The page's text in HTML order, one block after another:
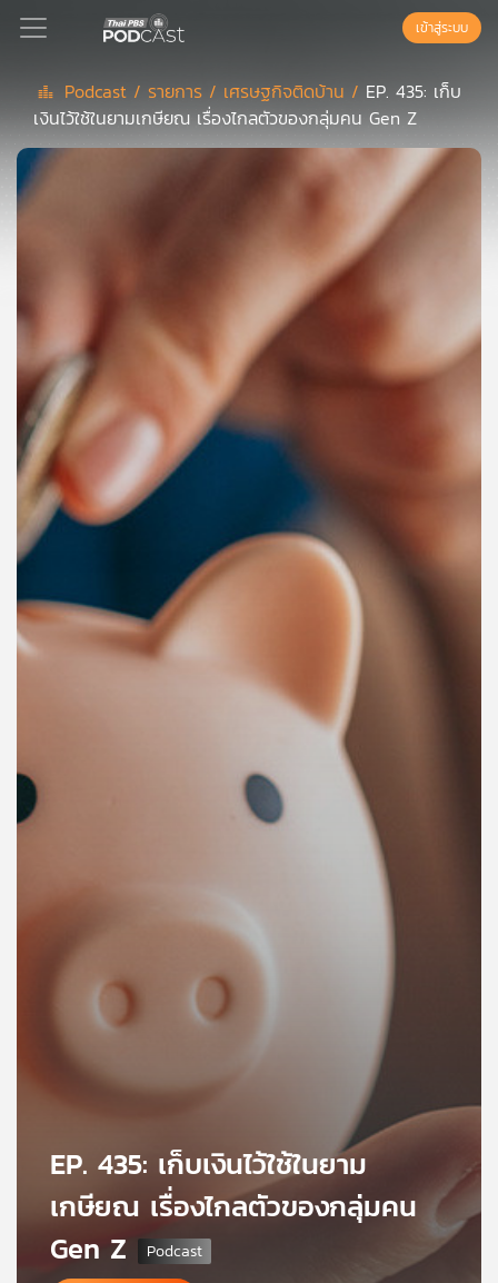
Podcast
เพล
เพล
ย์
ลิ
สต์
ของ
คุณ
และ
กิจกรรม
แผนที่
เข้าสู่ระบบ
Podcast / รายการ / เศรษฐกิจติดบ้าน / EP. 435: เก็บ
เงินไว้ใช้ในยามเกษียณ เรื่องไกลตัวของกลุ่มคน Gen Z
EP. 435: เก็บเงินไว้ใช้ในยาม
เกษียณ เรื่องไกลตัวของกลุ่มคน
Gen Z